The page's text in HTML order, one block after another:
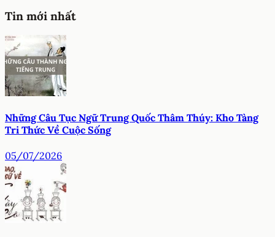
Tin mới nhất
Những Câu Tục Ngữ Trung Quốc Thâm Thúy: Kho Tàng
Tri Thức Về Cuộc Sống
05/07/2026